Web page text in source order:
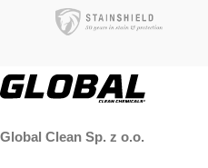
Punkty!
Global Clean Sp. z o.o.